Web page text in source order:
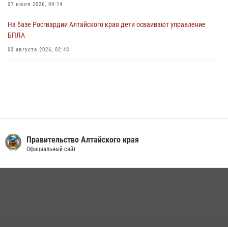
07 июля 2026, 09:14
На базе Росгвардии Алтайского края дети осваивают управление
БПЛА
03 августа 2026, 02:43
Правительство Алтайского края
Официальный сайт